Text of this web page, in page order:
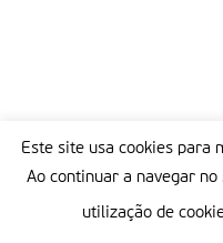
Este site usa cookies para
Ao continuar a navegar
utilização de